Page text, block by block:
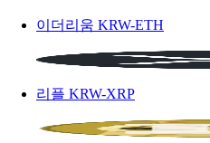
이더리움 KRW-ETH
리플 KRW-XRP